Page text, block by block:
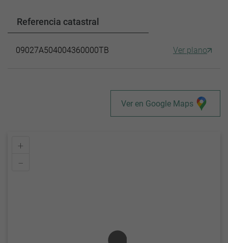
Referencia catastral
09027A504004360000TB Ver plano
Ver en Google Maps
+
–